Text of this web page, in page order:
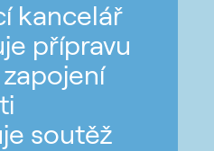
kancelář
přípravu
soutěž